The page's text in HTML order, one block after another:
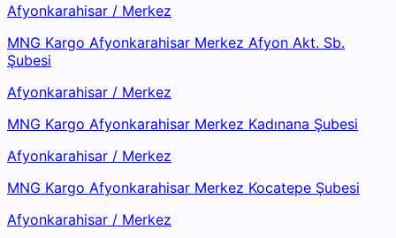
Afyonkarahisar / Merkez
MNG Kargo Afyonkarahisar Merkez Afyon Akt. Sb.
Şubesi
Afyonkarahisar / Merkez
MNG Kargo Afyonkarahisar Merkez Kadınana Şubesi
Afyonkarahisar / Merkez
MNG Kargo Afyonkarahisar Merkez Kocatepe Şubesi
Afyonkarahisar / Merkez